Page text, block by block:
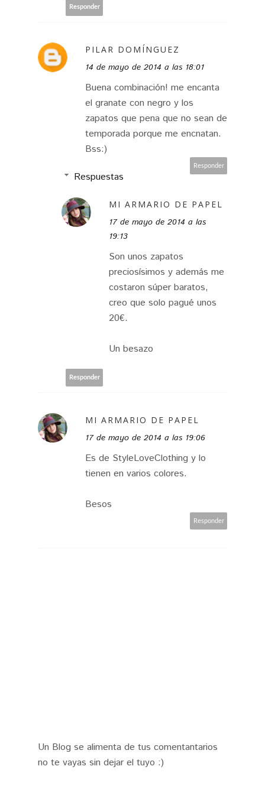
Responder
PILAR DOMÍNGUEZ
14 de mayo de 2014 a las 18:01
Buena combinación! me encanta
el granate con negro y los
zapatos que pena que no sean de
temporada porque me encnatan.
Bss:)
Responder
Respuestas
MI ARMARIO DE PAPEL
17 de mayo de 2014 a las
19:13
Son unos zapatos
preciosísimos y además me
costaron súper baratos,
creo que solo pagué unos
20€.
Un besazo
Responder
MI ARMARIO DE PAPEL
17 de mayo de 2014 a las 19:06
Es de StyleLoveClothing y lo
tienen en varios colores.
Besos
Responder
Un Blog se alimenta de tus comentantarios
no te vayas sin dejar el tuyo :)